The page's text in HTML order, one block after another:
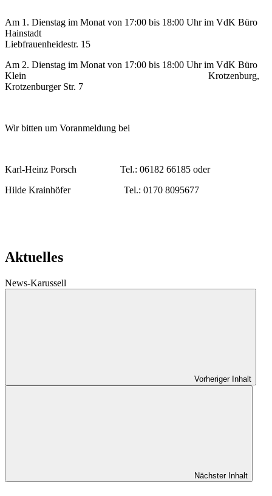
Am 1. Dienstag im Monat von 17:00 bis 18:00 Uhr im VdK Büro
Hainstadt
Liebfrauenheidestr. 15
Am 2. Dienstag im Monat von 17:00 bis 18:00 Uhr im VdK Büro
Klein Krotzenburg,
Krotzenburger Str. 7
Wir bitten um Voranmeldung bei
Karl-Heinz Porsch Tel.: 06182 66185 oder
Hilde Krainhöfer Tel.: 0170 8095677
Aktuelles
News-Karussell
Vorheriger Inhalt
Nächster Inhalt